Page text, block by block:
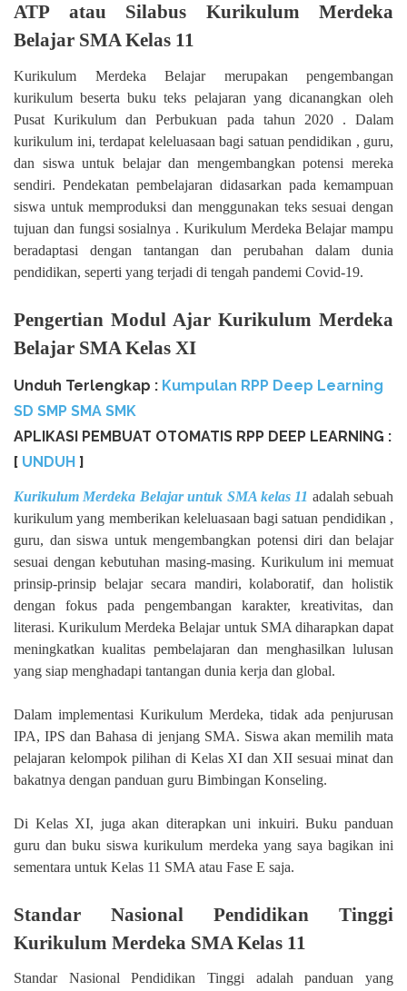
ATP atau Silabus Kurikulum Merdeka
Belajar SMA Kelas 11
Kurikulum Merdeka Belajar merupakan pengembangan
kurikulum beserta buku teks pelajaran yang dicanangkan oleh
Pusat Kurikulum dan Perbukuan pada tahun 2020 . Dalam
kurikulum ini, terdapat keleluasaan bagi satuan pendidikan , guru,
dan siswa untuk belajar dan mengembangkan potensi mereka
sendiri. Pendekatan pembelajaran didasarkan pada kemampuan
siswa untuk memproduksi dan menggunakan teks sesuai dengan
tujuan dan fungsi sosialnya . Kurikulum Merdeka Belajar mampu
beradaptasi dengan tantangan dan perubahan dalam dunia
pendidikan, seperti yang terjadi di tengah pandemi Covid-19.
Pengertian Modul Ajar Kurikulum Merdeka
Belajar SMA Kelas XI
Unduh Terlengkap : Kumpulan RPP Deep Learning
SD SMP SMA SMK
APLIKASI PEMBUAT OTOMATIS RPP DEEP LEARNING :
[ UNDUH ]
Kurikulum Merdeka Belajar untuk SMA kelas 11 adalah sebuah
kurikulum yang memberikan keleluasaan bagi satuan pendidikan ,
guru, dan siswa untuk mengembangkan potensi diri dan belajar
sesuai dengan kebutuhan masing-masing. Kurikulum ini memuat
prinsip-prinsip belajar secara mandiri, kolaboratif, dan holistik
dengan fokus pada pengembangan karakter, kreativitas, dan
literasi. Kurikulum Merdeka Belajar untuk SMA diharapkan dapat
meningkatkan kualitas pembelajaran dan menghasilkan lulusan
yang siap menghadapi tantangan dunia kerja dan global.
Dalam implementasi Kurikulum Merdeka, tidak ada penjurusan
IPA, IPS dan Bahasa di jenjang SMA. Siswa akan memilih mata
pelajaran kelompok pilihan di Kelas XI dan XII sesuai minat dan
bakatnya dengan panduan guru Bimbingan Konseling.
Di Kelas XI, juga akan diterapkan uni inkuiri. Buku panduan
guru dan buku siswa kurikulum merdeka yang saya bagikan ini
sementara untuk Kelas 11 SMA atau Fase E saja.
Standar Nasional Pendidikan Tinggi
Kurikulum Merdeka SMA Kelas 11
Standar Nasional Pendidikan Tinggi adalah panduan yang